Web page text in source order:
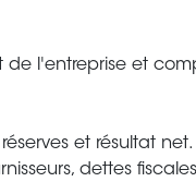
l'entreprise et
et résultat net.
dettes